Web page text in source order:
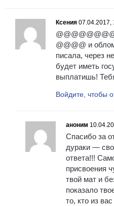
Ксения 07.04.2017,
@@@@ и
писала, через
будет иметь
выплатишь!
Войдите, чтобы
аноним
Спасибо за
дураки —
ответа!!!
присвоения
твой мат и
показало
то, кто из